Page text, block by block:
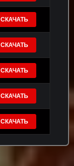
СКАЧАТЬ
СКАЧАТЬ
СКАЧАТЬ
СКАЧАТЬ
СКАЧАТЬ